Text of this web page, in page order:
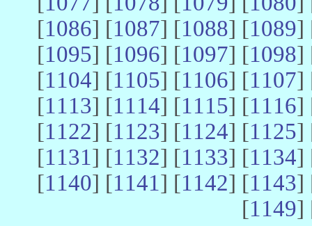
[1086] [1087] [1088] [1089]
[1095] [1096] [1097] [1098]
[1104] [1105] [1106] [1107]
[1113] [1114] [1115] [1116]
[1122] [1123] [1124] [1125]
[1131] [1132] [1133] [1134]
[1140] [1141] [1142] [1143]
[1149]